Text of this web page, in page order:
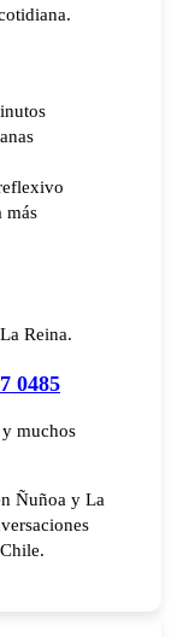
más
Reina.
0485
y muchos